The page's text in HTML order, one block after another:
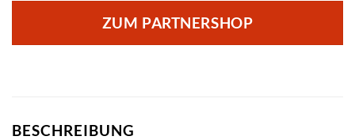
ZUM PARTNERSHOP
BESCHREIBUNG